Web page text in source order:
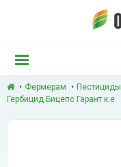
Фермерам Пестициды
Гербицид Бицепс Гарант к.е.